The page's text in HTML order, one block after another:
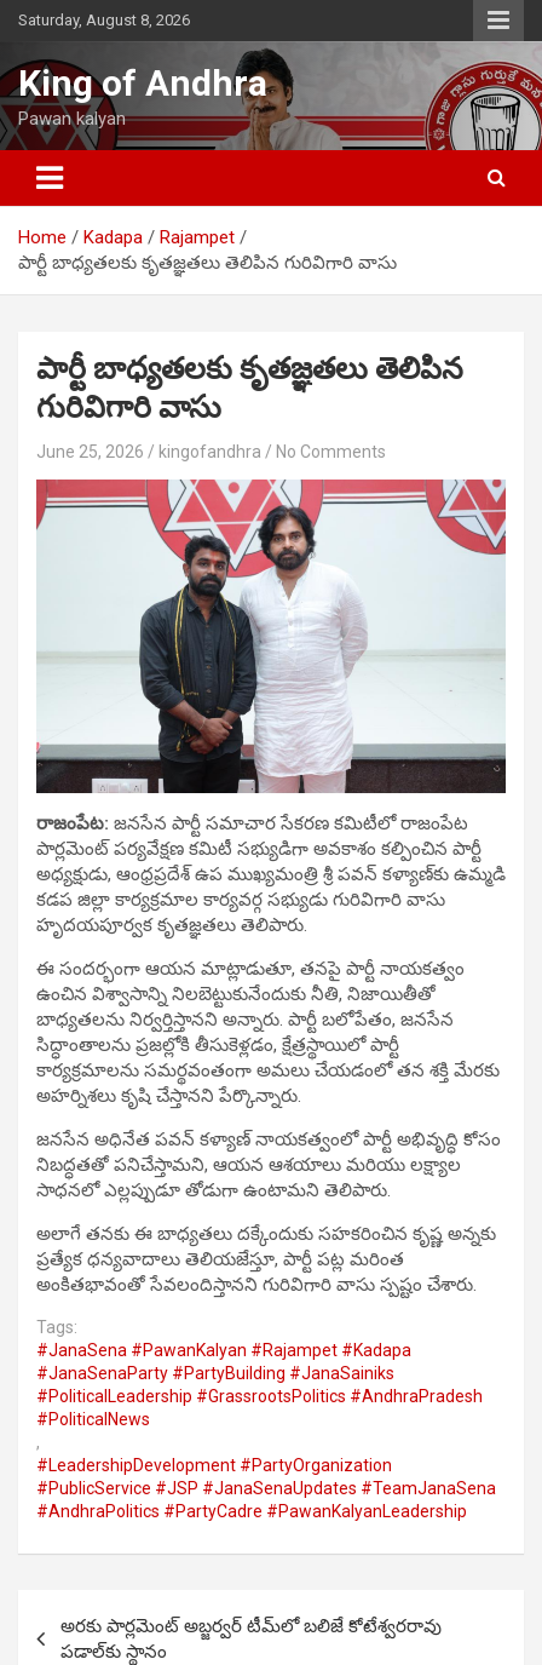
Skip
content
Saturday, August 8, 2026
King of Andhra
Pawan kalyan
Home Kadapa
Rajampet
పార్టీ బాధ్యతలకు కృతజ్ఞతలు తెలిపిన గురివిగారి వాసు
పార్టీ బాధ్యతలకు కృతజ్ఞతలు తెలిపిన
గురివిగారి వాసు
June 25, 2026 kingofandhra No Comments
రాజంపేట: జనసేన పార్టీ సమాచార సేకరణ కమిటీలో రాజంపేట
పార్లమెంట్ పర్యవేక్షణ కమిటీ సభ్యుడిగా అవకాశం కల్పించిన పార్టీ
అధ్యక్షుడు, ఆంధ్రప్రదేశ్ ఉప ముఖ్యమంత్రి శ్రీ పవన్ కళ్యాణ్‌కు ఉమ్మడి
కడప జిల్లా కార్యక్రమాల కార్యవర్గ సభ్యుడు గురివిగారి వాసు
హృదయపూర్వక కృతజ్ఞతలు తెలిపారు.
ఈ సందర్భంగా ఆయన మాట్లాడుతూ, తనపై పార్టీ నాయకత్వం
ఉంచిన విశ్వాసాన్ని నిలబెట్టుకునేందుకు నీతి, నిజాయితీతో
బాధ్యతలను నిర్వర్తిస్తానని అన్నారు. పార్టీ బలోపేతం, జనసేన
సిద్ధాంతాలను ప్రజల్లోకి తీసుకెళ్లడం, క్షేత్రస్థాయిలో పార్టీ
కార్యక్రమాలను సమర్థవంతంగా అమలు చేయడంలో తన శక్తి మేరకు
అహర్నిశలు కృషి చేస్తానని పేర్కొన్నారు.
జనసేన అధినేత పవన్ కళ్యాణ్ నాయకత్వంలో పార్టీ అభివృద్ధి కోసం
నిబద్ధతతో పనిచేస్తామని, ఆయన ఆశయాలు మరియు లక్ష్యాల
సాధనలో ఎల్లప్పుడూ తోడుగా ఉంటామని తెలిపారు.
అలాగే తనకు ఈ బాధ్యతలు దక్కేందుకు సహకరించిన కృష్ణ అన్నకు
ప్రత్యేక ధన్యవాదాలు తెలియజేస్తూ, పార్టీ పట్ల మరింత
అంకితభావంతో సేవలందిస్తానని గురివిగారి వాసు స్పష్టం చేశారు.
Tags:
#JanaSena #PawanKalyan #Rajampet #Kadapa
#JanaSenaParty #PartyBuilding #JanaSainiks
#PoliticalLeadership #GrassrootsPolitics #AndhraPradesh
#PoliticalNews
,
#LeadershipDevelopment #PartyOrganization
#PublicService #JSP #JanaSenaUpdates #TeamJanaSena
#AndhraPolitics #PartyCadre #PawanKalyanLeadership
navigation
అరకు పార్లమెంట్ అబ్జర్వర్ టీమ్‌లో బలిజే కోటేశ్వరరావు
పడాల్‌కు స్థానం